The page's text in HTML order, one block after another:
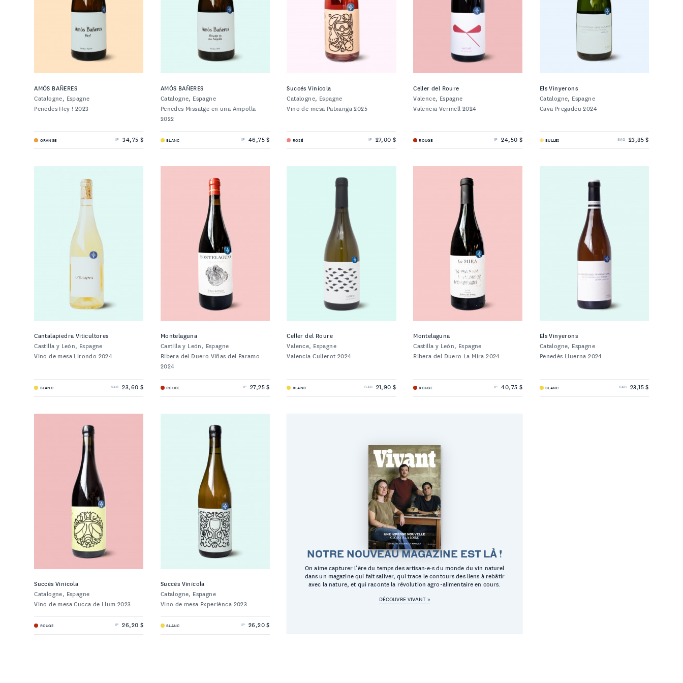
AMÓS BAÑERES
Catalogne, Espagne
Penedès Hey ! 2023
ORANGE IP 34,75 $
AMÓS BAÑERES
Catalogne, Espagne
Penedès Missatge en una Ampolla
2022
BLANC IP 46,75 $
Succés Vinícola
Catalogne, Espagne
Vino de mesa Patxanga 2025
ROSÉ IP 27,00 $
Celler del Roure
Valence, Espagne
Valencia Vermell 2024
ROUGE IP 24,50 $
Els Vinyerons
Catalogne, Espagne
Cava Pregadéu 2024
BULLES SAQ 23,85 $
Cantalapiedra Viticultores
Castilla y León, Espagne
Vino de mesa Lirondo 2024
BLANC SAQ 23,60 $
Montelaguna
Castilla y León, Espagne
Ribera del Duero Viñas del Paramo
2024
ROUGE IP 27,25 $
Celler del Roure
Valence, Espagne
Valencia Cullerot 2024
BLANC SAQ 21,90 $
Montelaguna
Castilla y León, Espagne
Ribera del Duero La Mira 2024
ROUGE IP 40,75 $
Els Vinyerons
Catalogne, Espagne
Penedès Lluerna 2024
BLANC SAQ 23,15 $
Succés Vinícola
Catalogne, Espagne
Vino de mesa Cucca de Llum 2023
ROUGE IP 26,20 $
Succés Vinícola
Catalogne, Espagne
Vino de mesa Experiènca 2023
BLANC IP 26,20 $
NOTRE NOUVEAU MAGAZINE EST LÀ !
On aime capturer l'ère du temps des artisan·e·s du monde du vin naturel
dans un magazine qui fait saliver, qui trace le contours des liens à rebâtir
avec la nature, et qui raconte la révolution agro-alimentaire en cours.
DÉCOUVRE VIVANT »